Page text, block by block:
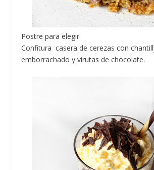
Postre para elegir
Confitura casera de cerezas con
emborrachado y virutas de chocolate.